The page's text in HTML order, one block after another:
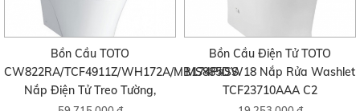
Bồn Cầu TOTO
CW822RA/TCF4911Z/WH172A/MB174P#SS
Nắp Điện Tử Treo Tường,
Bồn Cầu Điện Tử TOTO
MS885DW18 Nắp Rửa Washlet
TCF23710AAA C2